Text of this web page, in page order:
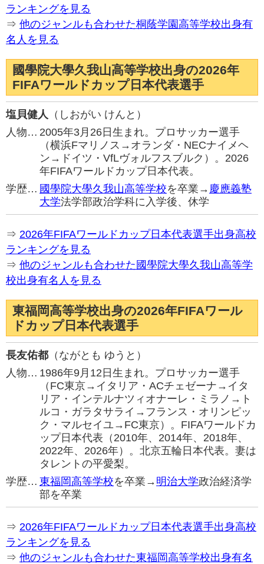
ランキングを見る
⇒ 他のジャンルも合わせた桐蔭学園高等学校出身有
名人を見る
國學院大學久我山高等学校出身の2026年
FIFAワールドカップ日本代表選手
塩貝健人 （しおがい けんと）
人物… 2005年3月26日生まれ。プロサッカー選手
（横浜Fマリノス→オランダ・NECナイメヘ
ン→ドイツ・VfLヴォルフスブルク）。2026
年FIFAワールドカップ日本代表。
学歴… 國學院大學久我山高等学校を卒業→ 慶應義塾
大学法学部政治学科に入学後、休学
⇒ 2026年FIFAワールドカップ日本代表選手出身高校
ランキングを見る
⇒ 他のジャンルも合わせた國學院大學久我山高等学
校出身有名人を見る
東福岡高等学校出身の2026年FIFAワール
ドカップ日本代表選手
長友佑都 （ながとも ゆうと）
人物… 1986年9月12日生まれ。プロサッカー選手
（FC東京→イタリア・ACチェゼーナ→イタ
リア・インテルナツィオナーレ・ミラノ→ト
ルコ・ガラタサライ→フランス・オリンピッ
ク・マルセイユ→FC東京）。FIFAワールドカ
ップ日本代表（2010年、2014年、2018年、
2022年、2026年）。北京五輪日本代表。妻は
タレントの平愛梨。
学歴… 東福岡高等学校を卒業→ 明治大学政治経済学
部を卒業
⇒ 2026年FIFAワールドカップ日本代表選手出身高校
ランキングを見る
⇒ 他のジャンルも合わせた東福岡高等学校出身有名